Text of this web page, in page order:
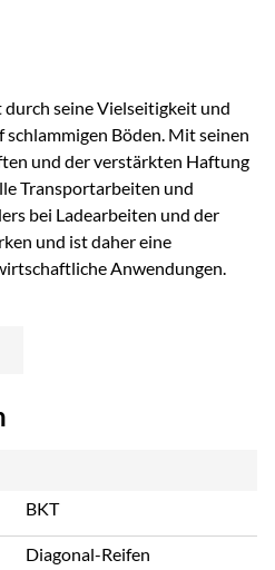
seine Vielseitigkeit und
Böden. Mit seinen
und der verstärkten Haftung
Transportarbeiten und
bei Ladearbeiten und der
und ist daher eine
Anwendungen.
BKT
Diagonal-Reifen